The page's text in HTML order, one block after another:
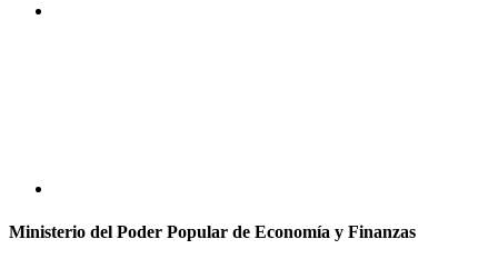
Ministerio del Poder Popular de Economía y Finanzas